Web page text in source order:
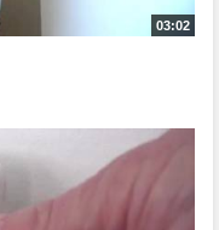
03:02